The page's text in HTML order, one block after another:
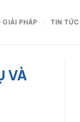
GIẢI PHÁP TIN TỨC
VÀ